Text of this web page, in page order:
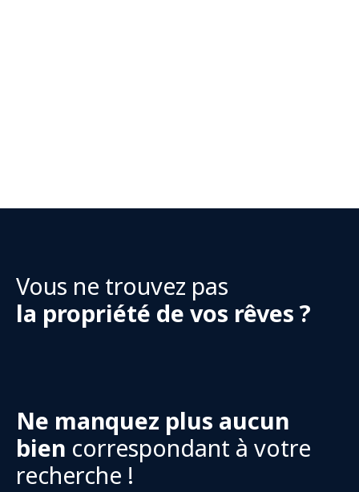
Vous ne trouvez pas
la propriété de vos rêves ?
Ne manquez plus aucun
bien correspondant à votre
recherche !